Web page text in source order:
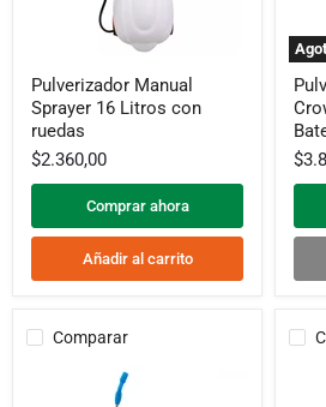
Manual
Sprayer
16
Litros
con
ruedas
Pulverizador Manual
Sprayer 16 Litros con
ruedas
$2.360,00
Comprar ahora
Añadir al carrito
16
Litros
a
Comparar